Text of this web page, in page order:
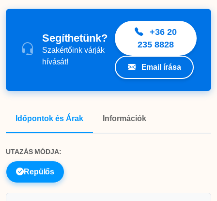
Segíthetünk?
Szakértőink várják
hívását!
+36 20
235 8828
Email írása
Időpontok és Árak Információk
UTAZÁS MÓDJA:
Repülős